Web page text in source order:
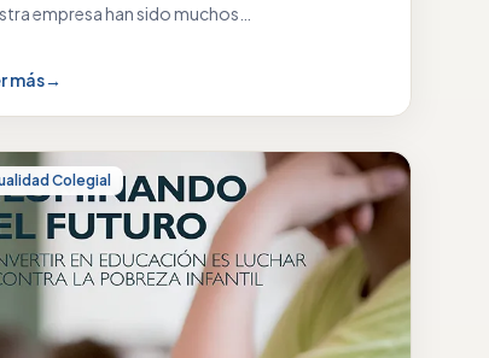
empresa han sido muchos…
más→
Colegial